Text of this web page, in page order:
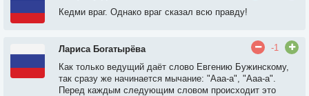
Кедми враг. Однако враг сказал всю правду!
Лариса Богатырёва
-1
Как только ведущий даёт слово Евгению Бужинскому,
так сразу же начинается мычание: "Ааа-а", "Ааа-а".
Перед каждым следующим словом происходит это